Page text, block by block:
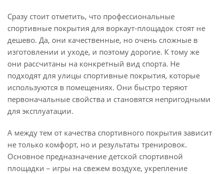
Сразу стоит отметить, что профессиональные
спортивные покрытия для воркаут-площадок стоят не
дешево. Да, они качественные, но очень сложные в
изготовлении и уходе, и поэтому дорогие. К тому же
они рассчитаны на конкретный вид спорта. Не
подходят для улицы спортивные покрытия, которые
используются в помещениях. Они быстро теряют
первоначальные свойства и становятся непригодными
для эксплуатации.
А между тем от качества спортивного покрытия зависит
не только комфорт, но и результаты тренировок.
Основное предназначение детской спортивной
площадки – игры на свежем воздухе, укрепление